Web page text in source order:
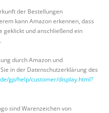
der Bestellungen
kann Amazon erkennen, dass
geklickt und anschließend ein
durch Amazon und
in der Datenschutzerklärung des
gp/help/customer/display.html?
sind Warenzeichen von